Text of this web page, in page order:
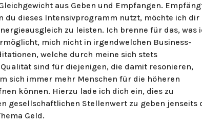
aus Geben und Empfangen.
du dieses Intensivprogramm nutzt, möchte ich dir
zu leisten. Ich brenne für das, was
mich nicht in irgendwelchen Business-
welche durch meine sich stets
sind für diejenigen, die damit resonieren,
sich immer mehr Menschen für die höheren
können. Hierzu lade ich dich ein, dies zu
gesellschaftlichen Stellenwert zu geben jenseits
Geld.